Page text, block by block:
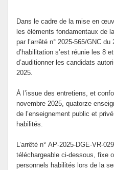
Dans le cadre de la mise en
les éléments fondamentaux de
par l’arrêté n° 2025-565/GNC
d’habilitation s’est réunie les 8
d’auditionner les candidats
2025.
À l’issue des entretiens, et
novembre 2025, quatorze
de l’enseignement public et
habilités.
L’arrêté n° AP-2025-DGE-VR-
téléchargeable ci-dessous, fixe
personnels habilités lors de la